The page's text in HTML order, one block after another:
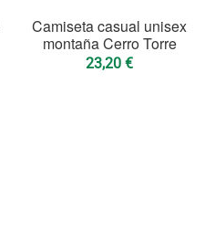
Camiseta casual unisex
montaña Cerro Torre
23,20 €